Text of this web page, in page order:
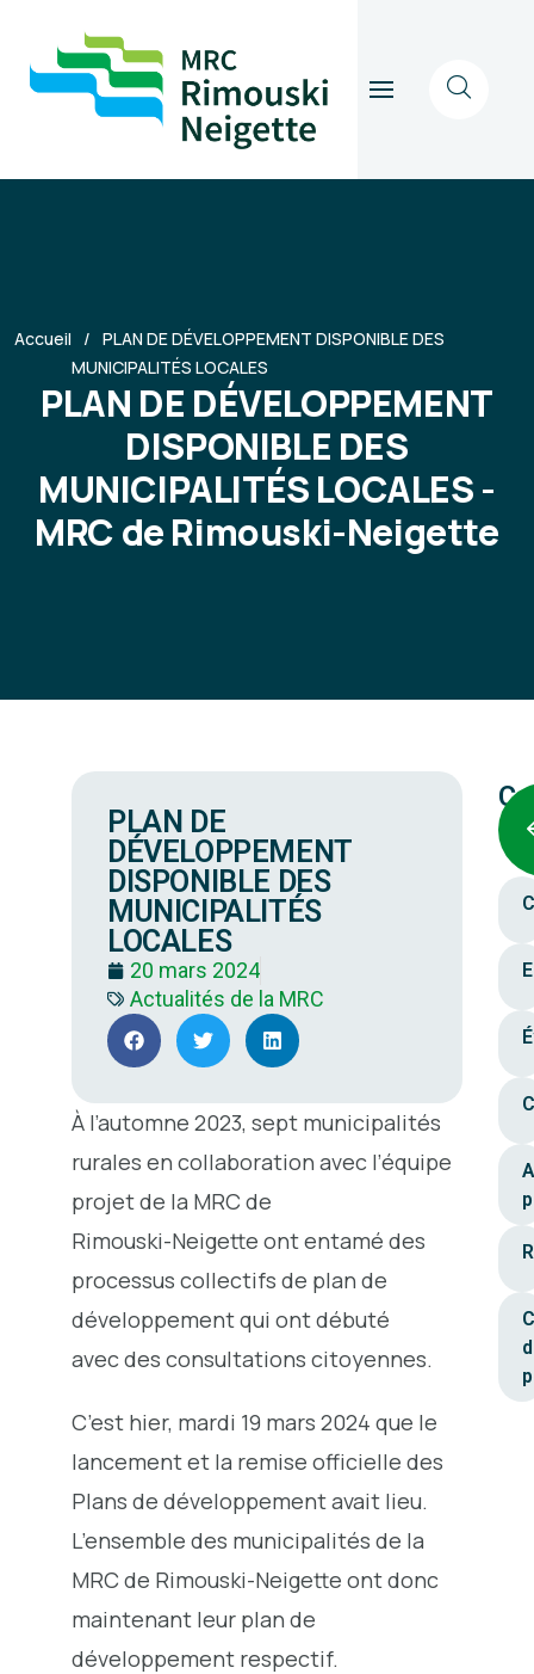
Accueil
PLAN DE DÉVELOPPEMENT DISPONIBLE DES
MUNICIPALITÉS LOCALES
PLAN DE DÉVELOPPEMENT
DISPONIBLE DES
MUNICIPALITÉS LOCALES -
MRC de Rimouski-Neigette
PLAN DE
DÉVELOPPEMENT
DISPONIBLE DES
MUNICIPALITÉS
LOCALES
20 mars 2024
Actualités de la MRC
À l’automne 2023, sept municipalités
rurales en collaboration avec l’équipe
projet de la MRC de
Rimouski-Neigette ont entamé des
processus collectifs de plan de
développement qui ont débuté
avec des consultations citoyennes.
C’est hier, mardi 19 mars 2024 que le
lancement et la remise officielle des
Plans de développement avait lieu.
L’ensemble des municipalités de la
MRC de Rimouski-Neigette ont donc
maintenant leur plan de
développement respectif.